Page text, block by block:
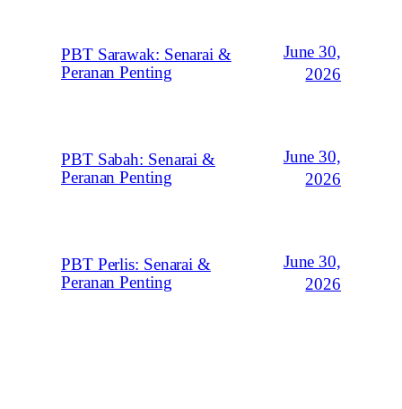
PBT Sarawak: Senarai &
Peranan Penting
June 30,
2026
PBT Sabah: Senarai &
Peranan Penting
June 30,
2026
PBT Perlis: Senarai &
Peranan Penting
June 30,
2026